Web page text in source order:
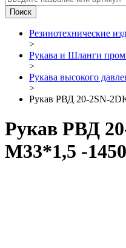
Резинотехнические
>
Рукава и Шланги
>
Рукава высокого
>
Рукав РВД 20-2SN-
Рукав РВД
М33*1,5 -